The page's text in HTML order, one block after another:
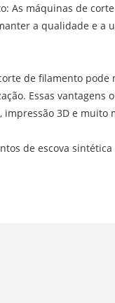
As máquinas de
a qualidade e a
de filamento
Essas
impressão 3D e muito
de escova sintética